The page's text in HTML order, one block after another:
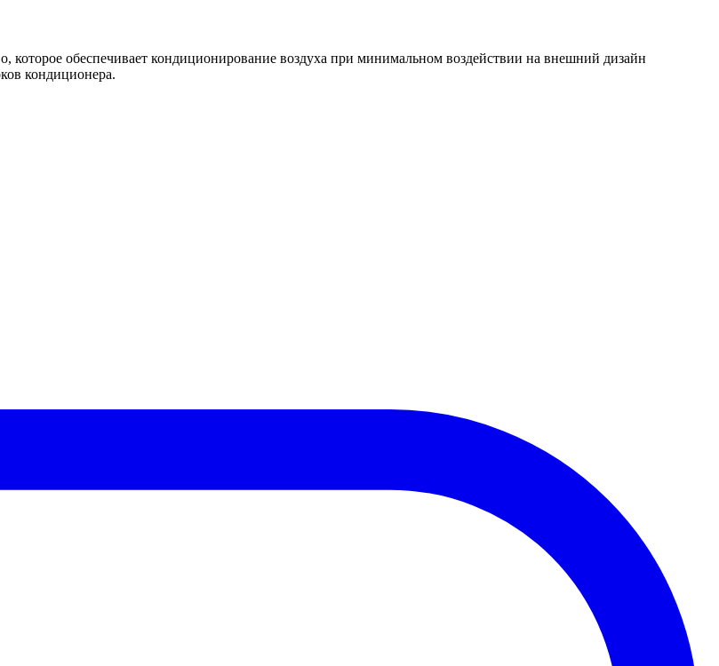
обеспечивает кондиционирование воздуха при минимальном воздействии на внешний дизайн
кондиционера.